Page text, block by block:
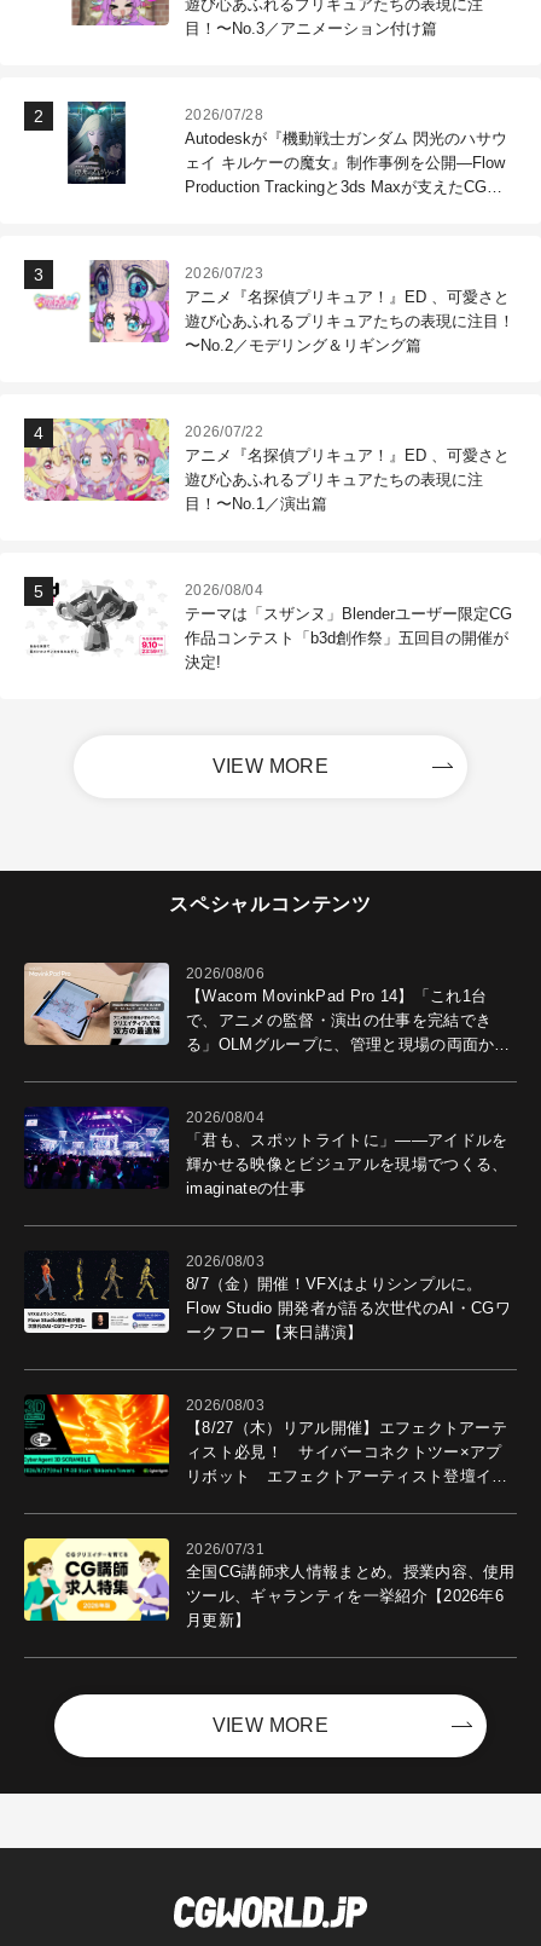
遊び心あふれるプリキュアたちの表現に注
目！〜No.3／アニメーション付け篇
2026/07/28
Autodeskが『機動戦士ガンダム 閃光のハサウ
ェイ キルケーの魔女』制作事例を公開―Flow
Production Trackingと3ds Maxが支えたCG制
2026/07/23
アニメ『名探偵プリキュア！』ED 、可愛さと
遊び心あふれるプリキュアたちの表現に注目！
〜No.2／モデリング＆リギング篇
2026/07/22
アニメ『名探偵プリキュア！』ED 、可愛さと
遊び心あふれるプリキュアたちの表現に注
目！〜No.1／演出篇
2026/08/04
テーマは「スザンヌ」Blenderユーザー限定CG
作品コンテスト「b3d創作祭」五回目の開催が
決定!
VIEW MORE
スペシャルコンテンツ
2026/08/06
【Wacom MovinkPad Pro 14】「これ1台
で、アニメの監督・演出の仕事を完結でき
る」OLMグループに、管理と現場の両面から
2026/08/04
「君も、スポットライトに」――アイドルを
輝かせる映像とビジュアルを現場でつくる、
imaginateの仕事
2026/08/03
8/7（金）開催！VFXはよりシンプルに。
Flow Studio 開発者が語る次世代のAI・CGワ
ークフロー【来日講演】
2026/08/03
【8/27（木）リアル開催】エフェクトアーテ
ィスト必見！ サイバーコネクトツー×アプ
リボット エフェクトアーティスト登壇イベ
2026/07/31
全国CG講師求人情報まとめ。授業内容、使用
ツール、ギャランティを一挙紹介【2026年6
月更新】
VIEW MORE